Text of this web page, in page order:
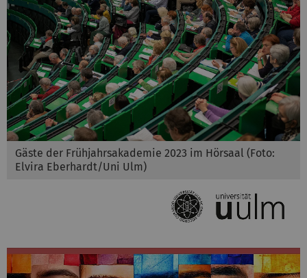
Gäste der Frühjahrsakademie 2023 im Hörsaal (Foto:
Elvira Eberhardt/Uni Ulm)